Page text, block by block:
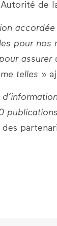
de
pour nos
assurer
telles »